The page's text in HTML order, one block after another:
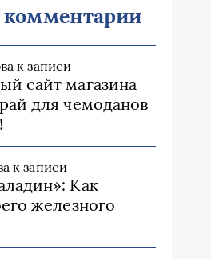
к записи
сайт магазина
для чемоданов
к записи
Как
железного